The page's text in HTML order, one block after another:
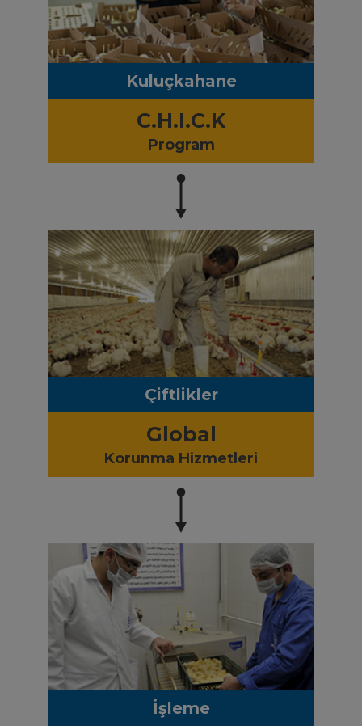
Kuluçkahane
C.H.I.C.K
Program
Çiftlikler
Global
Korunma Hizmetleri
İşleme